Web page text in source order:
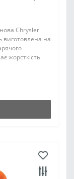
Chrysler
виготовлена на
жорсткість